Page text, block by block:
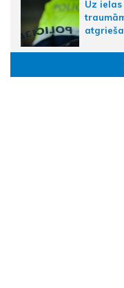
Uz